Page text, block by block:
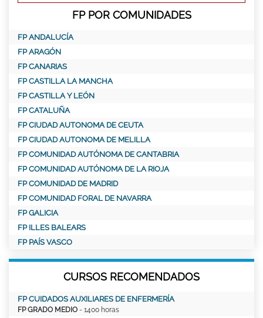
FP POR COMUNIDADES
FP ANDALUCÍA
FP ARAGÓN
FP CANARIAS
FP CASTILLA LA MANCHA
FP CASTILLA Y LEÓN
FP CATALUÑA
FP CIUDAD AUTONOMA DE CEUTA
FP CIUDAD AUTONOMA DE MELILLA
FP COMUNIDAD AUTÓNOMA DE CANTABRIA
FP COMUNIDAD AUTÓNOMA DE LA RIOJA
FP COMUNIDAD DE MADRID
FP COMUNIDAD FORAL DE NAVARRA
FP GALICIA
FP ILLES BALEARS
FP PAÍS VASCO
CURSOS RECOMENDADOS
FP CUIDADOS AUXILIARES DE ENFERMERÍA
FP GRADO MEDIO - 1400 horas